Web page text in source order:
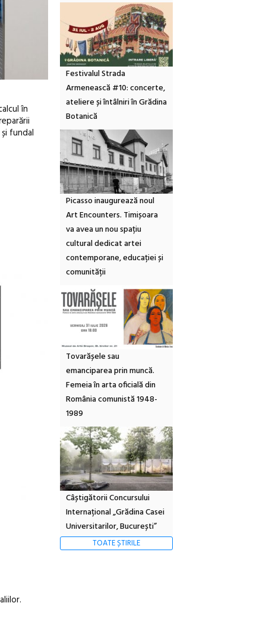
în
fundal
Festivalul Strada
Armenească #10: concerte,
ateliere și întâlniri în Grădina
Botanică
Picasso inaugurează noul
Art Encounters. Timișoara
va avea un nou spațiu
cultural dedicat artei
contemporane, educației și
comunității
Tovarășele sau
emanciparea prin muncă.
Femeia în arta oficială din
România comunistă 1948-
1989
Câștigătorii Concursului
Internațional „Grădina Casei
Universitarilor, București”
TOATE ȘTIRILE